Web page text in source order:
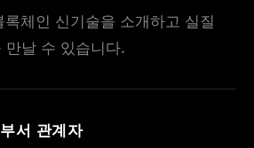
체인 신기술을 소개하고 실질
날 수 있습니다.
서 관계자